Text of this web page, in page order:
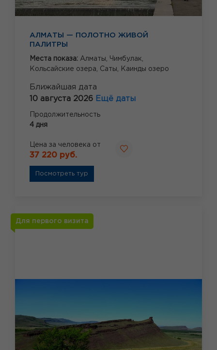
АЛМАТЫ — ПОЛОТНО ЖИВОЙ
ПАЛИТРЫ
Места показа: Алматы, Чимбулак,
Кольсайские озера, Саты, Каинды озеро
Ближайшая дата
10 августа 2026 Ещё даты
Продолжительность
4 дня
Цена за человека от
37 220 руб.
Посмотреть тур
Для первого визита